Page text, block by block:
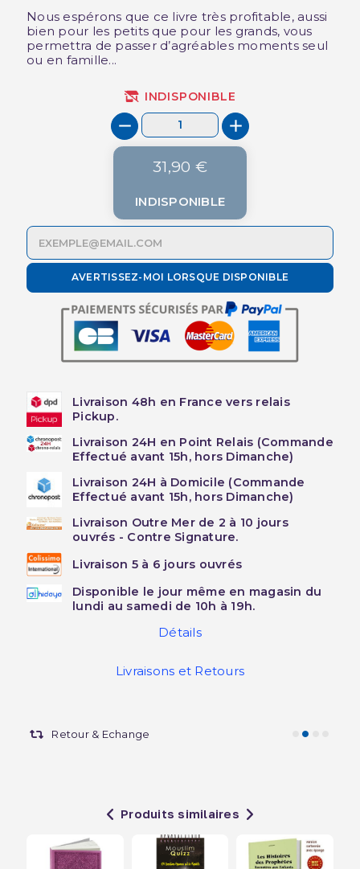
Nous espérons que ce livre très profitable, aussi
bien pour les petits que pour les grands, vous
permettra de passer d’agréables moments seul
ou en famille...
INDISPONIBLE
31,90 €
INDISPONIBLE
AVERTISSEZ-MOI LORSQUE DISPONIBLE
Livraison 48h en France vers relais
Pickup.
Livraison 24H en Point Relais (Commande
Effectué avant 15h, hors Dimanche)
Livraison 24H à Domicile (Commande
Effectué avant 15h, hors Dimanche)
Livraison Outre Mer de 2 à 10 jours
ouvrés - Contre Signature.
Livraison 5 à 6 jours ouvrés
Disponible le jour même en magasin du
lundi au samedi de 10h à 19h.
Détails
Livraisons et Retours
Retour & Echange
Produits similaires